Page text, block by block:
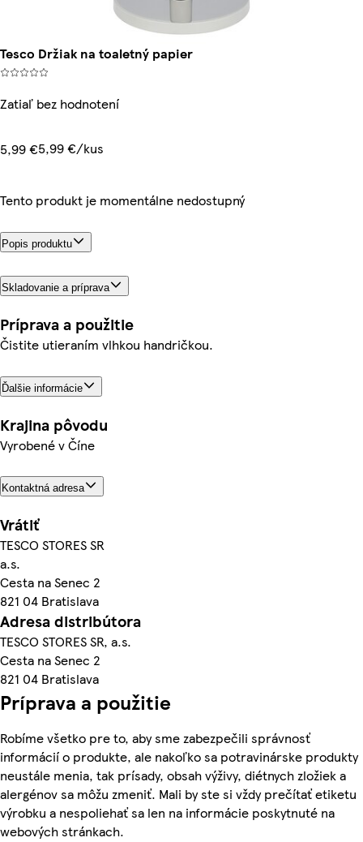
Tesco Držiak na toaletný papier
Zatiaľ bez hodnotení
5,99 €5,99 €/kus
Tento produkt je momentálne nedostupný
Popis produktu
Skladovanie a príprava
Príprava a použitie
Čistite utieraním vlhkou handričkou.
Ďalšie informácie
Krajina pôvodu
Vyrobené v Číne
Kontaktná adresa
Vrátiť
TESCO STORES SR
a.s.
Cesta na Senec 2
821 04 Bratislava
Adresa distribútora
TESCO STORES SR, a.s.
Cesta na Senec 2
821 04 Bratislava
Príprava a použitie
Robíme všetko pre to, aby sme zabezpečili správnosť
informácií o produkte, ale nakoľko sa potravinárske produkty
neustále menia, tak prísady, obsah výživy, diétnych zložiek a
alergénov sa môžu zmeniť. Mali by ste si vždy prečítať etiketu
výrobku a nespoliehať sa len na informácie poskytnuté na
webových stránkach.